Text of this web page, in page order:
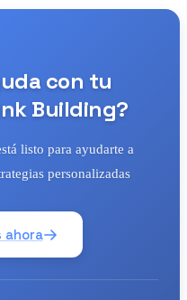
con tu
Building?
listo para ayudarte a
personalizadas
ahora